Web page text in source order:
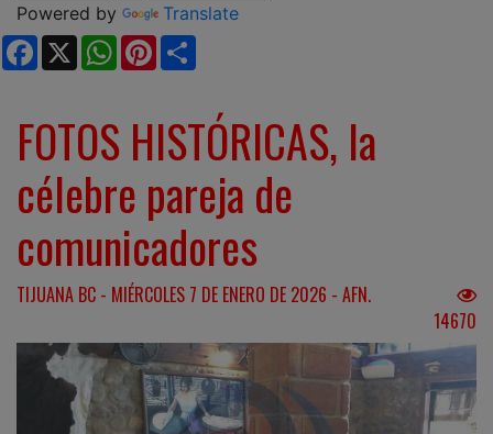
Powered by
Translate
Facebook
X WhatsApp
Pinterest
FOTOS HISTÓRICAS, la
célebre pareja de
comunicadores
TIJUANA BC - MIÉRCOLES 7 DE ENERO DE 2026 - AFN.
14670